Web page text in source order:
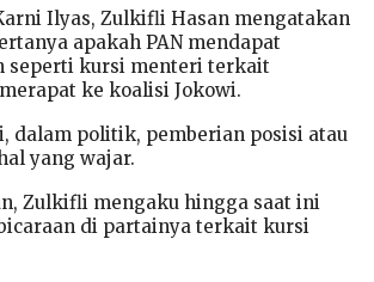
Ilyas, Zulkifli Hasan mengatakan
apakah PAN mendapat
seperti kursi menteri terkait
ke koalisi Jokowi.
dalam politik, pemberian posisi atau
yang wajar.
Zulkifli mengaku hingga saat ini
di partainya terkait kursi